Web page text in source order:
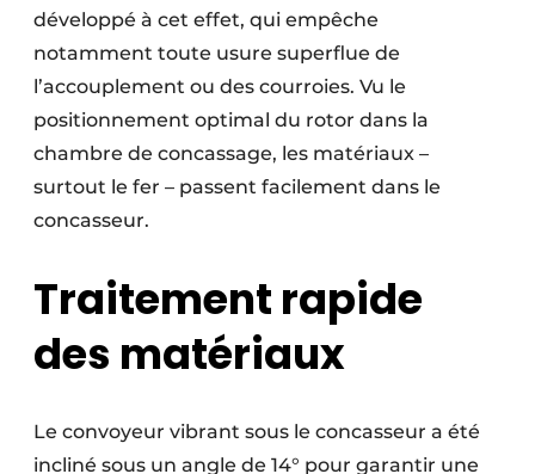
développé à cet effet, qui empêche
notamment toute usure superflue de
l’accouplement ou des courroies. Vu le
positionnement optimal du rotor dans la
chambre de concassage, les matériaux –
surtout le fer – passent facilement dans le
concasseur.
Traitement rapide
des matériaux
Le convoyeur vibrant sous le concasseur a été
incliné sous un angle de 14° pour garantir une